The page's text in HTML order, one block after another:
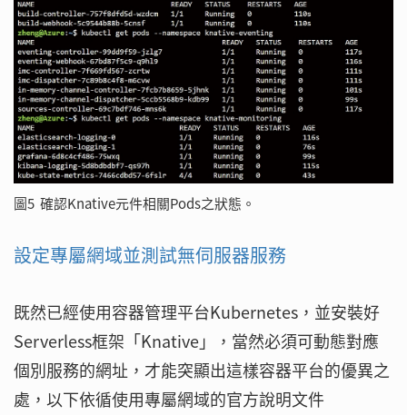
圖5 確認Knative元件相關Pods之狀態。
設定專屬網域並測試無伺服器服務
既然已經使用容器管理平台Kubernetes，並安裝好
Serverless框架「Knative」，當然必須可動態對應
個別服務的網址，才能突顯出這樣容器平台的優異之
處，以下依循使用專屬網域的官方說明文件